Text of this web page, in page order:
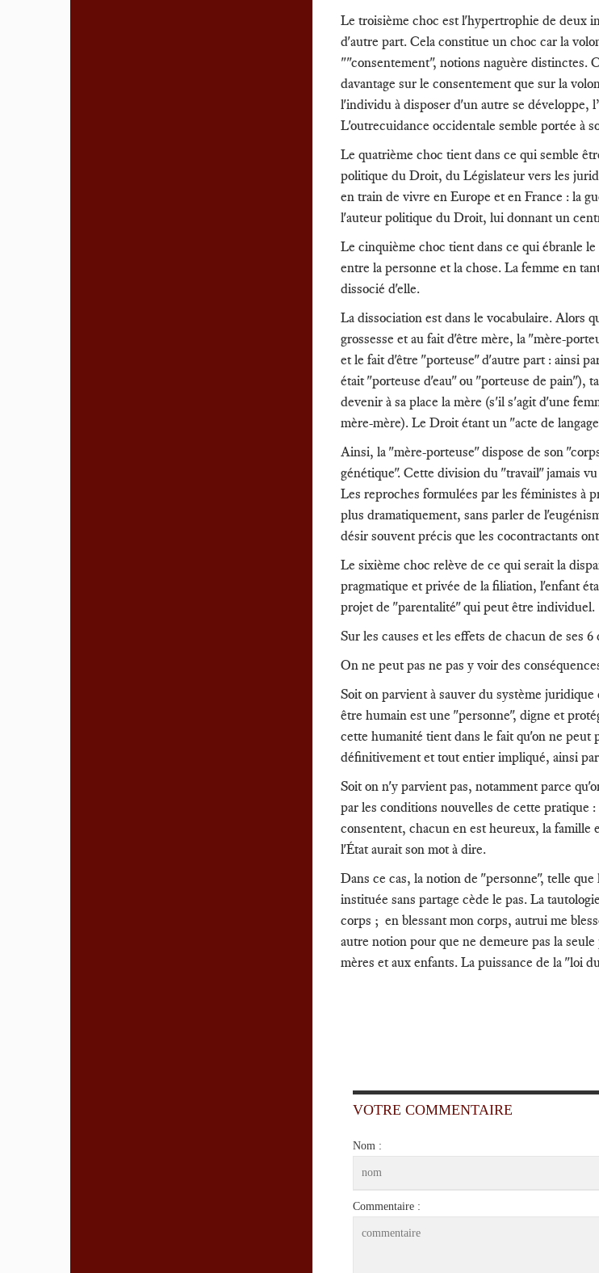
Le troisième choc est l'hypertrophie de deux
d'autre part. Cela constitue un choc car la
""consentement", notions naguère distinctes.
davantage sur le consentement que sur la
l'individu à disposer d'un autre se développe,
L'outrecuidance occidentale semble portée à
Le quatrième choc tient dans ce qui semble
politique du Droit, du Législateur vers les
en train de vivre en Europe et en France : la
l'auteur politique du Droit, lui donnant un
Le cinquième choc tient dans ce qui ébranle
entre la personne et la chose. La femme en
dissocié d'elle.
La dissociation est dans le vocabulaire. Alors
grossesse et au fait d'être mère, la "mère-
et le fait d'être "porteuse" d'autre part : ainsi
était "porteuse d'eau" ou "porteuse de pain"),
devenir à sa place la mère (s'il s'agit d'une
mère-mère). Le Droit étant un "acte de
Ainsi, la "mère-porteuse" dispose de son
génétique". Cette division du "travail" jamais
Les reproches formulées par les féministes à
plus dramatiquement, sans parler de
désir souvent précis que les cocontractants
Le sixième choc relève de ce qui serait la
pragmatique et privée de la filiation, l'enfant
projet de "parentalité" qui peut être individuel.
Sur les causes et les effets de chacun de ses
On ne peut pas ne pas y voir des
Soit on parvient à sauver du système
être humain est une "personne", digne et
cette humanité tient dans le fait qu'on ne peut
définitivement et tout entier impliqué, ainsi
Soit on n'y parvient pas, notamment parce
par les conditions nouvelles de cette pratique
consentent, chacun en est heureux, la famille
l'État aurait son mot à dire.
Dans ce cas, la notion de "personne", telle
instituée sans partage cède le pas. La
corps ; en blessant mon corps, autrui me
autre notion pour que ne demeure pas la
mères et aux enfants. La puissance de la "loi
VOTRE COMMENTAIRE
Nom :
Commentaire :